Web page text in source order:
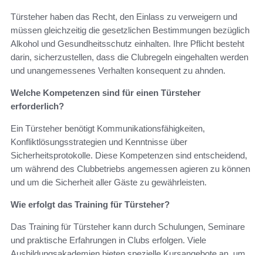
Türsteher haben das Recht, den Einlass zu verweigern und
müssen gleichzeitig die gesetzlichen Bestimmungen bezüglich
Alkohol und Gesundheitsschutz einhalten. Ihre Pflicht besteht
darin, sicherzustellen, dass die Clubregeln eingehalten werden
und unangemessenes Verhalten konsequent zu ahnden.
Welche Kompetenzen sind für einen Türsteher
erforderlich?
Ein Türsteher benötigt Kommunikationsfähigkeiten,
Konfliktlösungsstrategien und Kenntnisse über
Sicherheitsprotokolle. Diese Kompetenzen sind entscheidend,
um während des Clubbetriebs angemessen agieren zu können
und um die Sicherheit aller Gäste zu gewährleisten.
Wie erfolgt das Training für Türsteher?
Das Training für Türsteher kann durch Schulungen, Seminare
und praktische Erfahrungen in Clubs erfolgen. Viele